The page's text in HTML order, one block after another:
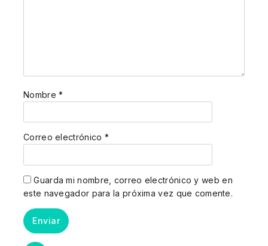
Nombre*
Correo electrónico *
Guarda mi nombre, correo electrónico y web en
este navegador para la próxima vez que comente.